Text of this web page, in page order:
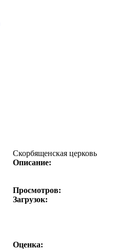
Скорбященская церковь
Описание:
Просмотров:
Загрузок:
Оценка: